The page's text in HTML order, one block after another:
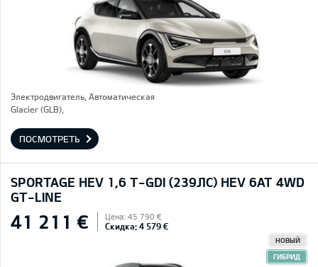
Электродвигатель, Автоматическая
Glacier (GLB),
ПОСМОТРЕТЬ
SPORTAGE HEV 1,6 T-GDI (239ЛС) HEV 6AT 4WD
GT-LINE
41 211 € Цена: 45 790 €
Скидка: 4 579 €
НОВЫЙ
ГИБРИД